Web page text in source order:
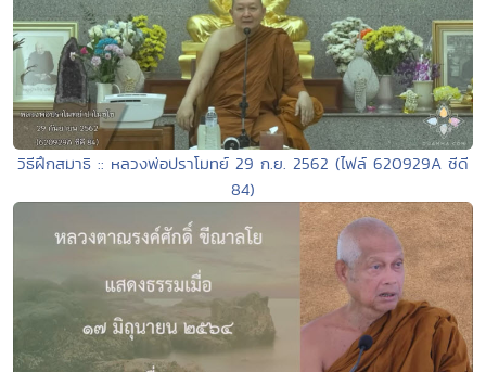
วิธีฝึกสมาธิ :: หลวงพ่อปราโมทย์ 29 ก.ย. 2562 (ไฟล์ 620929A ซีดี
84)